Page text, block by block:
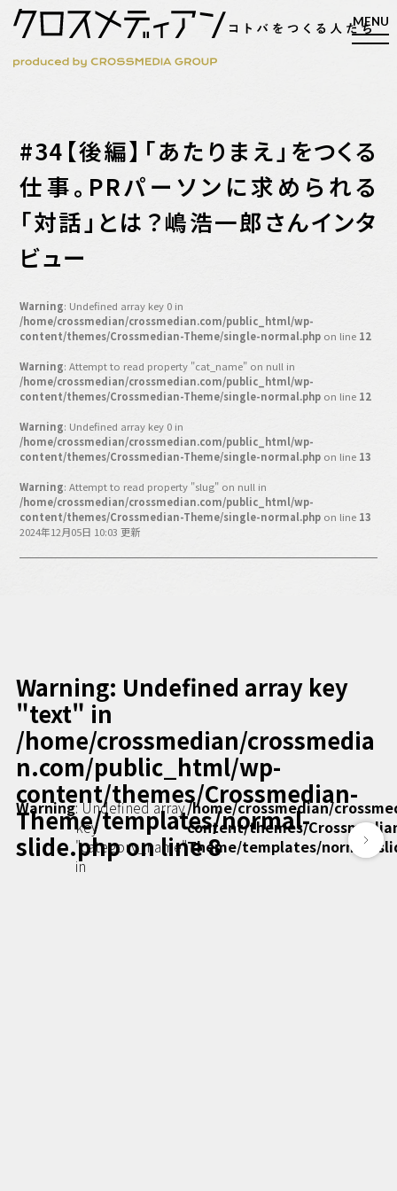
検索
マガジン
新刊ができるまで
編集4.0
人間主義的経営
シンカケイコウホウ
バックオフィス
その他
業界ビジネス
CMGNOW!
プロフェッショナル対談
ラジオ
Podcast番組
「ビジネス・ブック・アカデミー」
Podcast番組
「小早川幸一郎の編集者で経営者」
Podcast番組
「東京広報大学」
クロスメディアンとは？
#34【後編】「あたりまえ」をつくる
仕事。PRパーソンに求められる
「対話」とは？嶋浩一郎さんインタ
ビュー
Warning: Undefined array key 0 in
/home/crossmedian/crossmedian.com/public_html/wp-
content/themes/Crossmedian-Theme/single-normal.php on line 12
Warning: Attempt to read property "cat_name" on null in
/home/crossmedian/crossmedian.com/public_html/wp-
content/themes/Crossmedian-Theme/single-normal.php on line 12
Warning: Undefined array key 0 in
/home/crossmedian/crossmedian.com/public_html/wp-
content/themes/Crossmedian-Theme/single-normal.php on line 13
Warning: Attempt to read property "slug" on null in
/home/crossmedian/crossmedian.com/public_html/wp-
content/themes/Crossmedian-Theme/single-normal.php on line 13
2024年12月05日 10:03 更新
Warning: Undefined array key
"text" in
/home/crossmedian/crossmedia
n.com/public_html/wp-
content/themes/Crossmedian-
Theme/templates/normal-
slide.phpon line8
Warning: Undefined array
key
"category_name"
in
/home/crossmedian/
content/themes/
Theme/templates/normal-